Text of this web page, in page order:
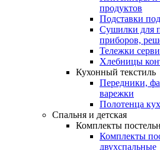
продуктов
Подставки
Сушилки для
приборов,
Тележки
Хлебницы
Кухонный текстиль
Передники,
варежки
Полотенца
Спальня и детская
Комплекты
Комплекты
двухспальные